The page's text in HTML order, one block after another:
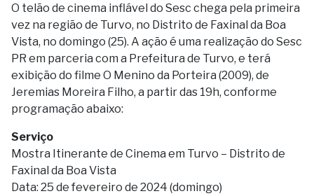
O telão de cinema inflável do Sesc chega pela primeira
vez na região de Turvo, no Distrito de Faxinal da Boa
Vista, no domingo (25). A ação é uma realização do Sesc
PR em parceria com a Prefeitura de Turvo, e terá
exibição do filme O Menino da Porteira (2009), de
Jeremias Moreira Filho, a partir das 19h, conforme
programação abaixo:
Serviço
Mostra Itinerante de Cinema em Turvo – Distrito de
Faxinal da Boa Vista
Data: 25 de fevereiro de 2024 (domingo)